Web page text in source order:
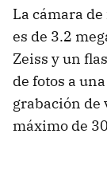
La cámara
es de 3.2
Zeiss y un
de fotos a
grabación de
máximo de